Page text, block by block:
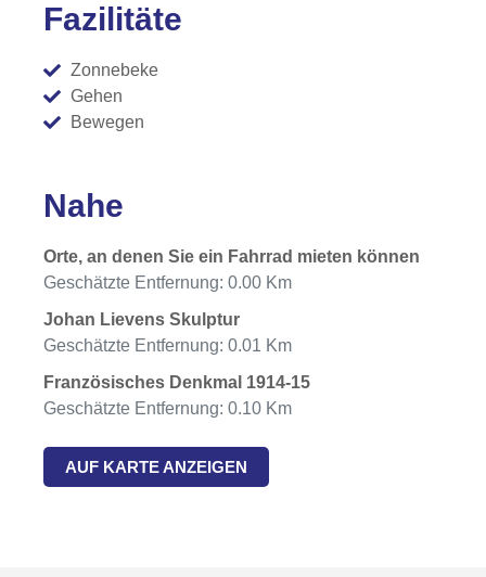
Fazilitäte
Zonnebeke
Gehen
Bewegen
Nahe
Orte, an denen Sie ein Fahrrad mieten können
Geschätzte Entfernung: 0.00 Km
Johan Lievens Skulptur
Geschätzte Entfernung: 0.01 Km
Französisches Denkmal 1914-15
Geschätzte Entfernung: 0.10 Km
AUF KARTE ANZEIGEN